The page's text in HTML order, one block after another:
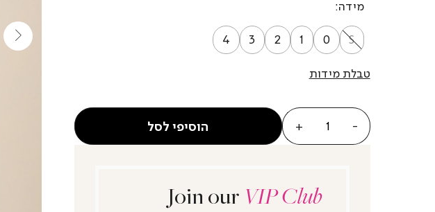
מידה
S
0
1
2
3
4
טבלת מידות
הוסיפי לסל
Join ourVIP Club